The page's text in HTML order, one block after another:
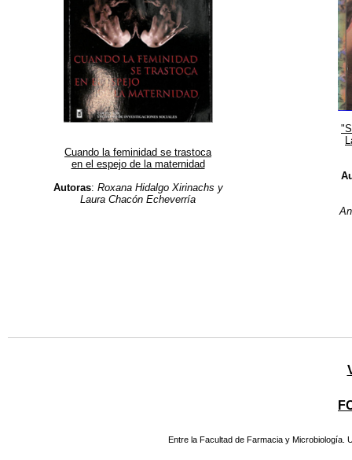
Cuando la feminidad se trastoca
en el espejo de la maternidad
Autoras: Roxana Hidalgo Xirinachs y
Laura Chacón Echeverría
Entre la Facultad de Farmacia y Microbiología.